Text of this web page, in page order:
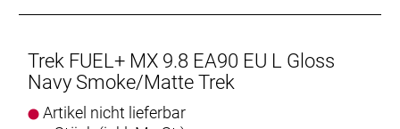
anderen Lenkwinkel oder mit eloxierten Parts
TQ HPR60
Der neue TQ HPR60 Motor des Fuel+ stellt noch
mehr Leistung und Drehmoment bereit und spricht
Trek FUEL+ MX 9.8 EA90 EU L Gloss
Navy Smoke/Matte Trek
Artikel nicht lieferbar